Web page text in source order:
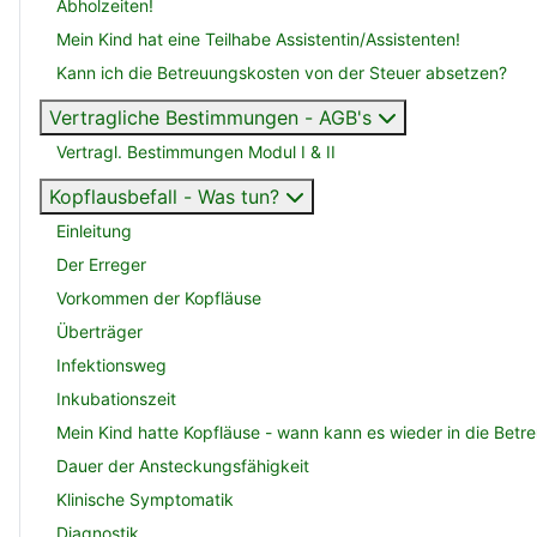
Abholzeiten!
Mein Kind hat eine Teilhabe Assistentin/Assistenten!
Kann ich die Betreuungskosten von der Steuer absetzen?
Vertragliche Bestimmungen - AGB's
Vertragl. Bestimmungen Modul I & II
Kopflausbefall - Was tun?
Einleitung
Der Erreger
Vorkommen der Kopfläuse
Überträger
Infektionsweg
Inkubationszeit
Mein Kind hatte Kopfläuse - wann kann es wieder in die
Dauer der Ansteckungsfähigkeit
Klinische Symptomatik